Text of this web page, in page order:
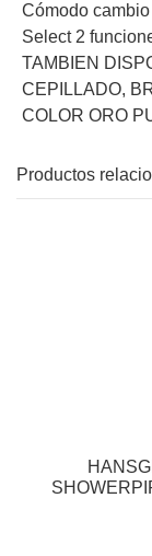
Cómodo
Select 2
TAMBIEN
CEPILLADO,
COLOR ORO
Productos